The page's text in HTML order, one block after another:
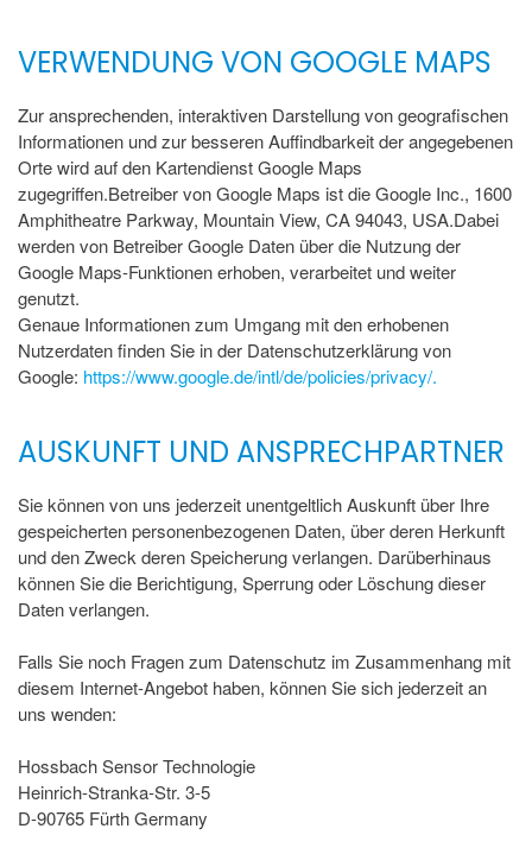
VERWENDUNG VON GOOGLE MAPS
Zur ansprechenden, interaktiven Darstellung von geografischen
Informationen und zur besseren Auffindbarkeit der angegebenen
Orte wird auf den Kartendienst Google Maps
zugegriffen.Betreiber von Google Maps ist die Google Inc., 1600
Amphitheatre Parkway, Mountain View, CA 94043, USA.Dabei
werden von Betreiber Google Daten über die Nutzung der
Google Maps-Funktionen erhoben, verarbeitet und weiter
genutzt.
Genaue Informationen zum Umgang mit den erhobenen
Nutzerdaten finden Sie in der Datenschutzerklärung von
Google: https://www.google.de/intl/de/policies/privacy/.
AUSKUNFT UND ANSPRECHPARTNER
Sie können von uns jederzeit unentgeltlich Auskunft über Ihre
gespeicherten personenbezogenen Daten, über deren Herkunft
und den Zweck deren Speicherung verlangen. Darüberhinaus
können Sie die Berichtigung, Sperrung oder Löschung dieser
Daten verlangen.
Falls Sie noch Fragen zum Datenschutz im Zusammenhang mit
diesem Internet-Angebot haben, können Sie sich jederzeit an
uns wenden:
Hossbach Sensor Technologie
Heinrich-Stranka-Str. 3-5
D-90765 Fürth Germany